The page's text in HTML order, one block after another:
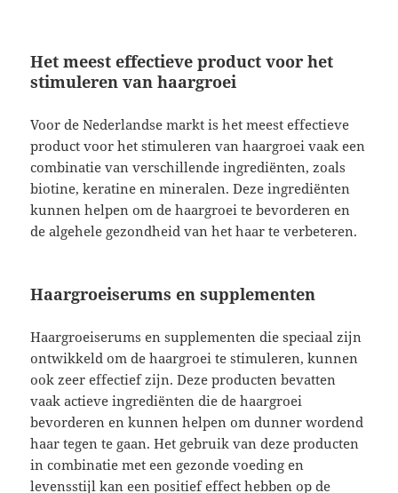
Het meest effectieve product voor het
stimuleren van haargroei
Voor de Nederlandse markt is het meest effectieve
product voor het stimuleren van haargroei vaak een
combinatie van verschillende ingrediënten, zoals
biotine, keratine en mineralen. Deze ingrediënten
kunnen helpen om de haargroei te bevorderen en
de algehele gezondheid van het haar te verbeteren.
Haargroeiserums en supplementen
Haargroeiserums en supplementen die speciaal zijn
ontwikkeld om de haargroei te stimuleren, kunnen
ook zeer effectief zijn. Deze producten bevatten
vaak actieve ingrediënten die de haargroei
bevorderen en kunnen helpen om dunner wordend
haar tegen te gaan. Het gebruik van deze producten
in combinatie met een gezonde voeding en
levensstijl kan een positief effect hebben op de